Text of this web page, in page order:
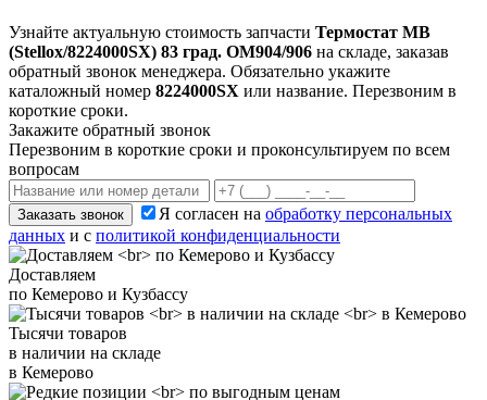
Узнайте актуальную стоимость запчасти Термостат МВ
(Stellox/8224000SX) 83 град. OM904/906 на складе, заказав
обратный звонок менеджера. Обязательно укажите
каталожный номер 8224000SX или название. Перезвоним в
короткие сроки.
Закажите обратный звонок
Перезвоним в короткие сроки и проконсультируем по всем
вопросам
Заказать звонок Я согласен на обработку персональных
данных и с политикой конфиденциальности
Доставляем
по Кемерово и Кузбассу
Тысячи товаров
в наличии на складе
в Кемерово